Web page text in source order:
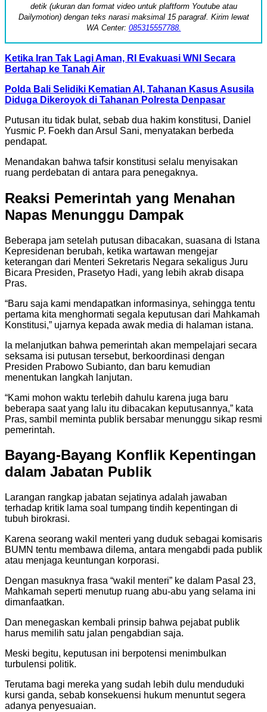
detik (ukuran dan format video untuk plaftform Youtube atau
Dailymotion) dengan teks narasi maksimal 15 paragraf. Kirim lewat
WA Center: 085315557788.
Ketika Iran Tak Lagi Aman, RI Evakuasi WNI Secara
Bertahap ke Tanah Air
Polda Bali Selidiki Kematian AI, Tahanan Kasus Asusila
Diduga Dikeroyok di Tahanan Polresta Denpasar
Putusan itu tidak bulat, sebab dua hakim konstitusi, Daniel
Yusmic P. Foekh dan Arsul Sani, menyatakan berbeda
pendapat.
Menandakan bahwa tafsir konstitusi selalu menyisakan
ruang perdebatan di antara para penegaknya.
Reaksi Pemerintah yang Menahan
Napas Menunggu Dampak
Beberapa jam setelah putusan dibacakan, suasana di Istana
Kepresidenan berubah, ketika wartawan mengejar
keterangan dari Menteri Sekretaris Negara sekaligus Juru
Bicara Presiden, Prasetyo Hadi, yang lebih akrab disapa
Pras.
“Baru saja kami mendapatkan informasinya, sehingga tentu
pertama kita menghormati segala keputusan dari Mahkamah
Konstitusi,” ujarnya kepada awak media di halaman istana.
Ia melanjutkan bahwa pemerintah akan mempelajari secara
seksama isi putusan tersebut, berkoordinasi dengan
Presiden Prabowo Subianto, dan baru kemudian
menentukan langkah lanjutan.
“Kami mohon waktu terlebih dahulu karena juga baru
beberapa saat yang lalu itu dibacakan keputusannya,” kata
Pras, sambil meminta publik bersabar menunggu sikap resmi
pemerintah.
Bayang-Bayang Konflik Kepentingan
dalam Jabatan Publik
Larangan rangkap jabatan sejatinya adalah jawaban
terhadap kritik lama soal tumpang tindih kepentingan di
tubuh birokrasi.
Karena seorang wakil menteri yang duduk sebagai komisaris
BUMN tentu membawa dilema, antara mengabdi pada publik
atau menjaga keuntungan korporasi.
Dengan masuknya frasa “wakil menteri” ke dalam Pasal 23,
Mahkamah seperti menutup ruang abu-abu yang selama ini
dimanfaatkan.
Dan menegaskan kembali prinsip bahwa pejabat publik
harus memilih satu jalan pengabdian saja.
Meski begitu, keputusan ini berpotensi menimbulkan
turbulensi politik.
Terutama bagi mereka yang sudah lebih dulu menduduki
kursi ganda, sebab konsekuensi hukum menuntut segera
adanya penyesuaian.